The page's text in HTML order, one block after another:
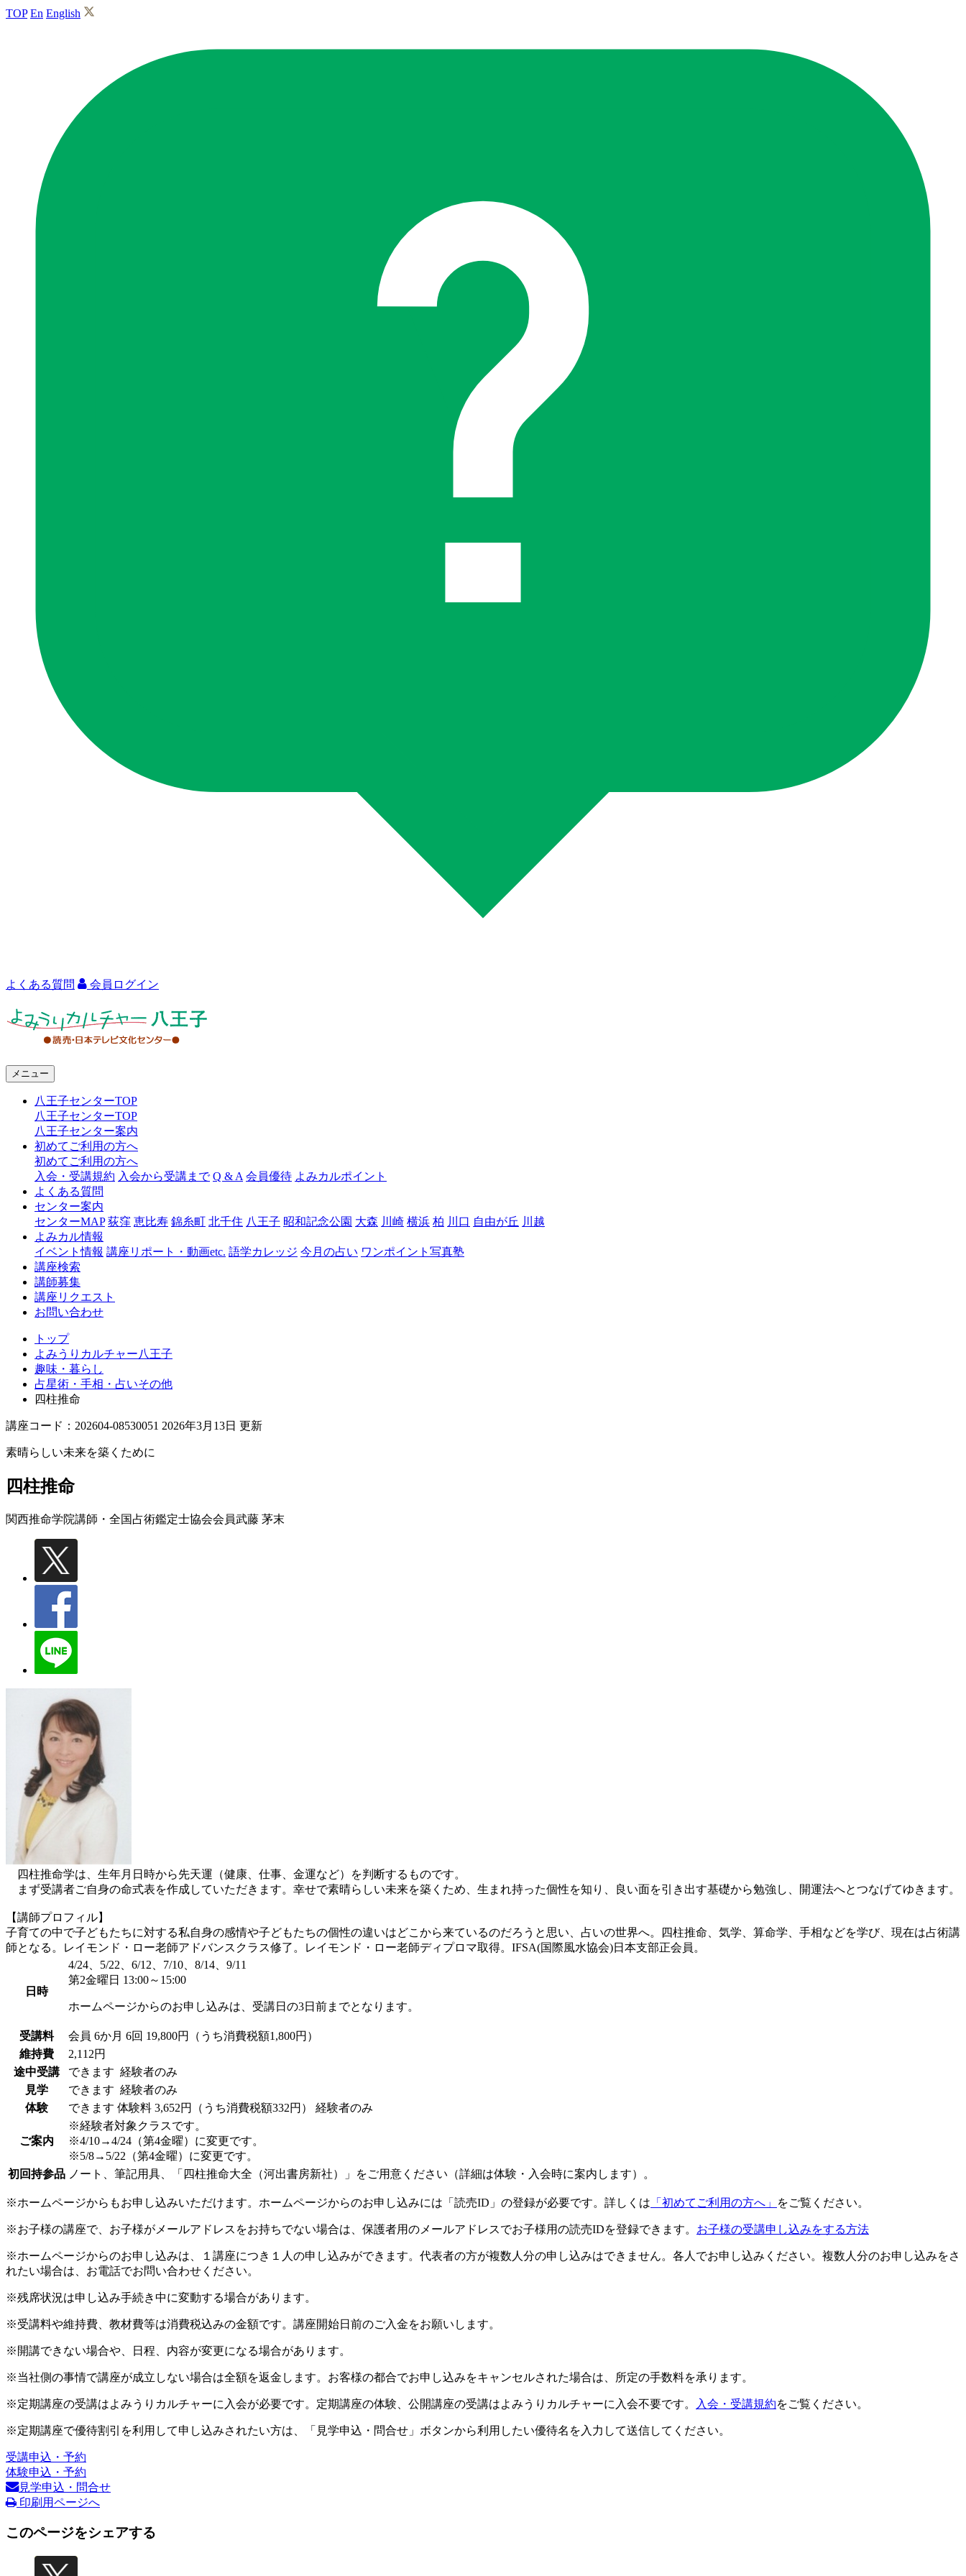
TOP En English
よくある質問 会員ログイン
ャ
八
王
メニュー
八王子センターTOP
八王子センターTOP
八王子センター案内
初めてご利用の方へ
初めてご利用の方へ
入会・受講規約 入会から受講まで Q & A 会員優待 よみカルポイント
よくある質問
センター案内
センターMAP 荻窪 恵比寿 錦糸町 北千住 八王子 昭和記念公園 大森 川崎 横浜 柏 川口 自由が丘 川越
よみカル情報
イベント情報 講座リポート・動画etc. 語学カレッジ 今月の占い ワンポイント写真塾
講座検索
講師募集
講座リクエスト
お問い合わせ
トップ
よみうりカルチャー八王子
趣味・暮らし
占星術・手相・占いその他
四柱推命
講座コード：202604-08530051 2026年3月13日 更新
素晴らしい未来を築くために
四柱推命
関西推命学院講師・全国占術鑑定士協会会員武藤 茅末
四柱推命学は、生年月日時から先天運（健康、仕事、金運など）を判断するものです。
まず受講者ご自身の命式表を作成していただきます。幸せで素晴らしい未来を築くため、生まれ持った個性を知り、良い面を引き出す基礎から勉強し、開運法へとつなげてゆきます。
【講師プロフィル】
子育ての中で子どもたちに対する私自身の感情や子どもたちの個性の違いはどこから来ているのだろうと思い、占いの世界へ。四柱推命、気学、算命学、手相などを学び、現在は占術講
師となる。レイモンド・ロー老師アドバンスクラス修了。レイモンド・ロー老師ディプロマ取得。IFSA(国際風水協会)日本支部正会員。
日時
4/24、5/22、6/12、7/10、8/14、9/11
第2金曜日 13:00～15:00
ホームページからのお申し込みは、受講日の3日前までとなります。
受講料 会員 6か月 6回 19,800円（うち消費税額1,800円）
維持費
2,112円
途中受講
できます 経験者のみ
見学
できます 経験者のみ
体験
できます 体験料 3,652円（うち消費税額332円） 経験者のみ
ご案内
※経験者対象クラスです。
※4/10→4/24（第4金曜）に変更です。
※5/8→5/22（第4金曜）に変更です。
初回持参品 ノート、筆記用具、「四柱推命大全（河出書房新社）」をご用意ください（詳細は体験・入会時に案内します）。
※ホームページからもお申し込みいただけます。ホームページからのお申し込みには「読売ID」の登録が必要です。詳しくは 「初めてご利用の方へ」 をご覧ください。
※お子様の講座で、お子様がメールアドレスをお持ちでない場合は、保護者用のメールアドレスでお子様用の読売IDを登録できます。 お子様の受講申し込みをする方法
※ホームページからのお申し込みは、１講座につき１人の申し込みができます。代表者の方が複数人分の申し込みはできません。各人でお申し込みください。複数人分のお申し込みをさ
れたい場合は、お電話でお問い合わせください。
※残席状況は申し込み手続き中に変動する場合があります。
※受講料や維持費、教材費等は消費税込みの金額です。講座開始日前のご入金をお願いします。
※開講できない場合や、日程、内容が変更になる場合があります。
※当社側の事情で講座が成立しない場合は全額を返金します。お客様の都合でお申し込みをキャンセルされた場合は、所定の手数料を承ります。
※定期講座の受講はよみうりカルチャーに入会が必要です。定期講座の体験、公開講座の受講はよみうりカルチャーに入会不要です。 入会・受講規約をご覧ください。
※定期講座で優待割引を利用して申し込みされたい方は、「見学申込・問合せ」ボタンから利用したい優待名を入力して送信してください。
受講申込・予約
体験申込・予約
見学申込・問合せ
印刷用ページへ
このページをシェアする